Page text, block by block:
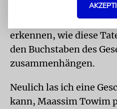
also Weisheit und
ist nicht immer auf den
erkennen, wie diese
den Buchstaben des
zusammenhängen.
Neulich las ich eine
kann, Maassim Towim